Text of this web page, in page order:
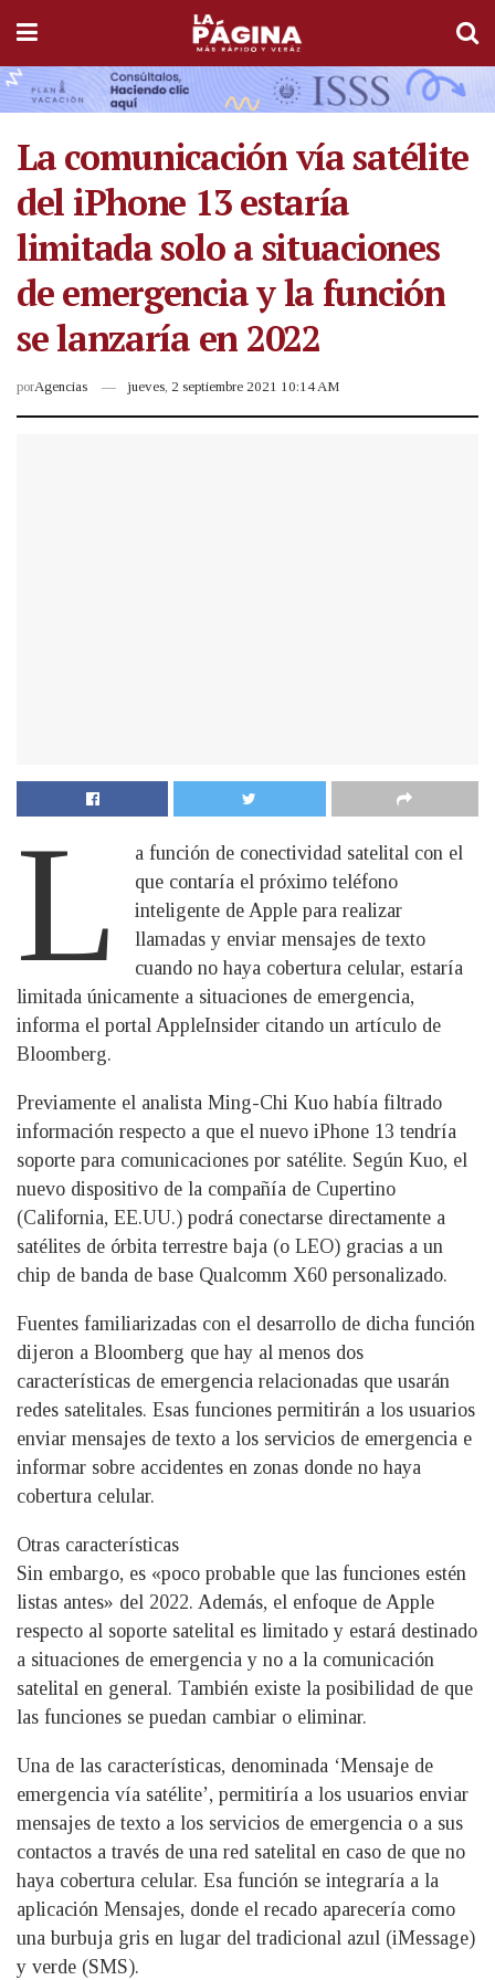
La comunicación vía satélite
del iPhone 13 estaría
limitada solo a situaciones
de emergencia y la función
se lanzaría en 2022
porAgencias jueves, 2 septiembre 2021 10:14 AM
L
a función de conectividad satelital con el
que contaría el próximo teléfono
inteligente de Apple para realizar
llamadas y enviar mensajes de texto
cuando no haya cobertura celular, estaría
limitada únicamente a situaciones de emergencia,
informa el portal AppleInsider citando un artículo de
Bloomberg.
Previamente el analista Ming-Chi Kuo había filtrado
información respecto a que el nuevo iPhone 13 tendría
soporte para comunicaciones por satélite. Según Kuo, el
nuevo dispositivo de la compañía de Cupertino
(California, EE.UU.) podrá conectarse directamente a
satélites de órbita terrestre baja (o LEO) gracias a un
chip de banda de base Qualcomm X60 personalizado.
Fuentes familiarizadas con el desarrollo de dicha función
dijeron a Bloomberg que hay al menos dos
características de emergencia relacionadas que usarán
redes satelitales. Esas funciones permitirán a los usuarios
enviar mensajes de texto a los servicios de emergencia e
informar sobre accidentes en zonas donde no haya
cobertura celular.
Otras características
Sin embargo, es «poco probable que las funciones estén
listas antes» del 2022. Además, el enfoque de Apple
respecto al soporte satelital es limitado y estará destinado
a situaciones de emergencia y no a la comunicación
satelital en general. También existe la posibilidad de que
las funciones se puedan cambiar o eliminar.
Una de las características, denominada ‘Mensaje de
emergencia vía satélite’, permitiría a los usuarios enviar
mensajes de texto a los servicios de emergencia o a sus
contactos a través de una red satelital en caso de que no
haya cobertura celular. Esa función se integraría a la
aplicación Mensajes, donde el recado aparecería como
una burbuja gris en lugar del tradicional azul (iMessage)
y verde (SMS).